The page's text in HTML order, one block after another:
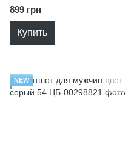
899 грн
Купить
NEW